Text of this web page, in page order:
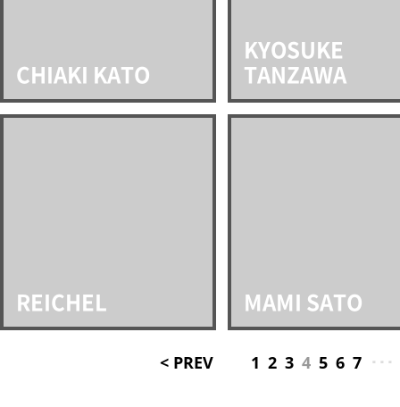
CHIAKI KATO
KYOSUKE
TANZAWA
REICHEL MAMI SATO
< PREV 1 2 3 4 5 6 7 ･･･